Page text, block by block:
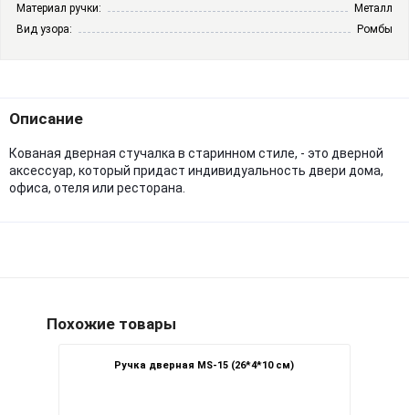
Материал ручки:
Металл
Вид узора:
Ромбы
Описание
Кованая дверная стучалка в старинном стиле, - это дверной
аксессуар, который придаст индивидуальность двери дома,
офиса, отеля или ресторана.
Похожие товары
Ручка дверная MS-15 (26*4*10 см)